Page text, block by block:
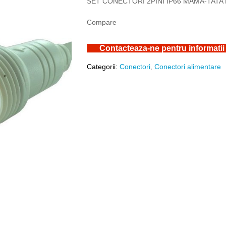
Compare
Contacteaza-ne pentru informatii
Categorii:Conectori ,Conectori alimentare